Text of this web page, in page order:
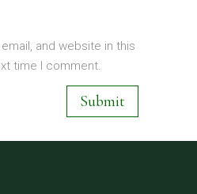
and website in this
time I comment.